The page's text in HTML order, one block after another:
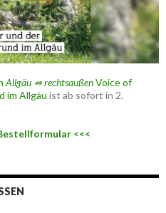
Allgäu ⇏ rechtsaußenVoice of
im Allgäu ist ab sofort in 2.
<<<